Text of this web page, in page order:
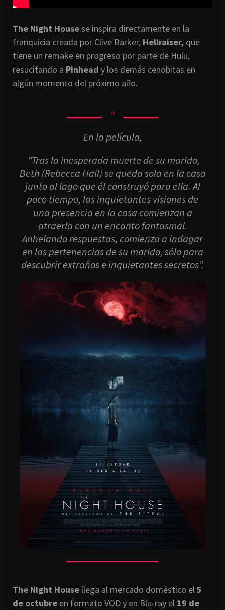
The Night Housese inspira directamente en la
franquicia creada por Clive Barker, Hellraiser, que
tiene un remake en progreso por parte de Hulu,
resucitando a Pinhead y los demás cenobitas en
algún momento del próximo año.
En la película,
“Tras la inesperada muerte de su marido,
Beth (Rebecca Hall) se queda sola en la casa
junto al lago que él construyó para ella. Al
poco tiempo, las inquietantes visiones de
una presencia en la casa comienzan a
atraerla con un encanto fantasmal.
Anhelando respuestas, comienza a indagar
en las pertenencias de su marido, sólo para
descubrir extraños e inquietantes secretos”.
The Night House llega al mercado doméstico el 5
de octubre en formato VOD y en Blu-ray el 19 de